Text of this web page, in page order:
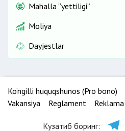
Mahalla “yettiligi”
Moliya
Dayjestlar
Ko‘ngilli huquqshunos (Pro bono)
Vakansiya
Reglament Reklama
Кузатиб боринг: